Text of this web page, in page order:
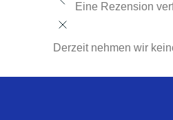
Eine Rezension
Derzeit nehmen wir